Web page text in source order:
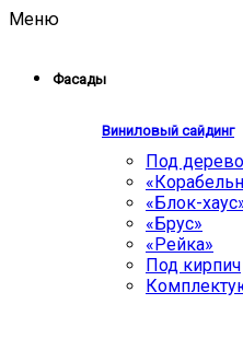
Меню
Фасады
Виниловый сайдинг
Под дерево
«Блок-
«Брус»
«Рейка»
Под кирпич